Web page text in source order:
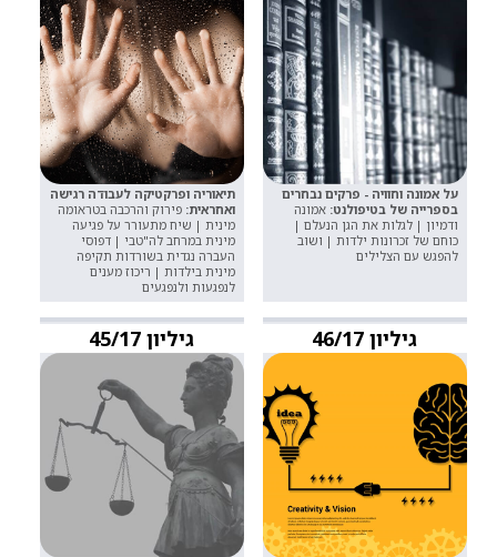
על אמונה וחוויה - פרקים נבחרים
בספרייה של בטיפולנט:אמונה
ודמיון | לגלות את הגן הנעלם |
כוחם של זכרונות ילדות | ושוב
להפגש עם הצלילים
תיאוריה ופרקטיקה לעבודה רגישה
ואחראית: פירוק והרכבה בטראומה
מינית | שיח מתעורר על פגיעה
מינית במרחב לה"טבי | דפוסי
העברה נגדית בשורדות תקיפה
מינית בילדות | ריכוז מענים
לנפגעות ולנפגעים
גיליון 46/17 גיליון 45/17